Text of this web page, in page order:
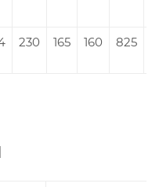
230 165 160 825